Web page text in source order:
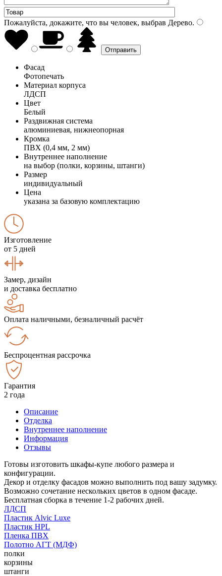
Пожалуйста, докажите, что вы человек, выбрав Дерево.
Фасад
Фотопечать
Материал корпуса
ЛДСП
Цвет
Белый
Раздвижная система
алюминиевая, нижнеопорная
Кромка
ПВХ (0,4 мм, 2 мм)
Внутреннее наполнение
на выбор (полки, корзины, штанги)
Размер
индивидуальный
Цена
указана за базовую комплектацию
Изготовление
от 5 дней
Замер, дизайн
и доставка бесплатно
Оплата наличными, безналичный расчёт
Беспроцентная рассрочка
Гарантия
2 года
Описание
Отделка
Внутреннее наполнение
Информация
Отзывы
Готовы изготовить шкафы-купе любого размера и
конфигурации.
Декор и отделку фасадов можно выполнить под вашу задумку.
Возможно сочетание нескольких цветов в одном фасаде.
Бесплатная сборка в течение 1-2 рабочих дней.
ЛДСП
Пластик Alvic Luxe
Пластик HPL
Пленка ПВХ
Полотно АГТ (МДФ)
полки
корзины
штанги